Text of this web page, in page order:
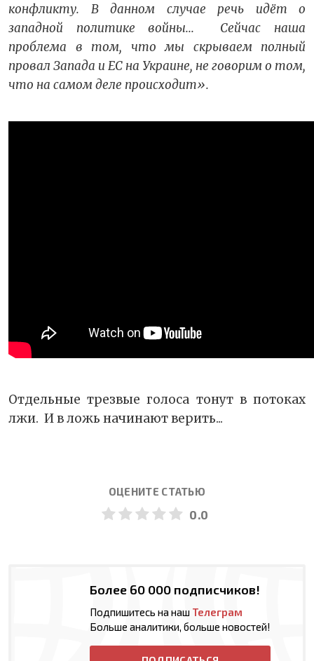
конфликту. В данном случае речь идёт о
западной политике войны... Сейчас наша
проблема в том, что мы скрываем полный
провал Запада и ЕС на Украине, не говорим о том,
что на самом деле происходит».
Отдельные трезвые голоса тонут в потоках
лжи. И в ложь начинают верить...
ОЦЕНИТЕ СТАТЬЮ
0.0
Более 60 000 подписчиков!
Подпишитесь на наш Телеграм
Больше аналитики, больше новостей!